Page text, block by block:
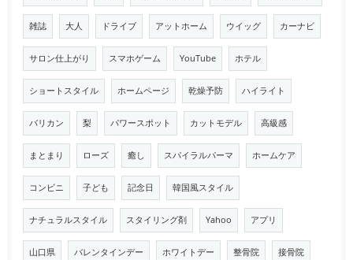
雑誌 大人 ドライブ アットホーム ウイッグ カーナビ
サロン仕上がり スマホゲーム YouTube ホテル
ショートスタイル ホームページ 乾燥予防 ハイライト
バリカン 梨 パワースポット カットモデル 高級感
まとまり ローズ 癒し スパイラルパーマ ホームケア
コンビニ 子ども 記念日 韓国風スタイル
ナチュラルスタイル スタイリング剤 Yahoo アプリ
山口県 バレンタインデー ホワイトデー 整骨院 接骨院